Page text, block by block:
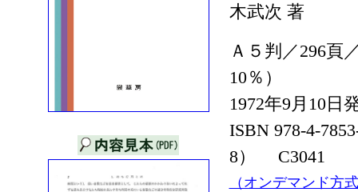
木武次 著
Ａ５判／296頁
10％）
1972年9月10日
ISBN 978-4-
8） C3041
（オンデマンド方